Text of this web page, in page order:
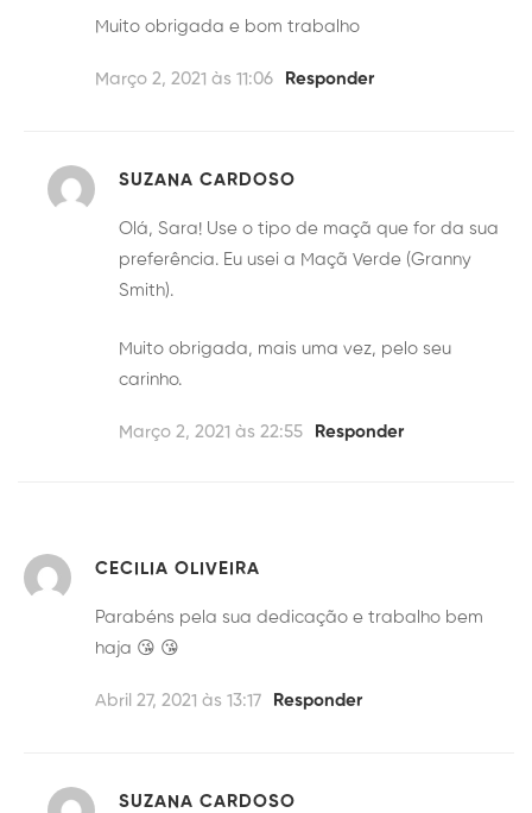
Muito obrigada e bom trabalho
Março 2, 2021 às 11:06 Responder
SUZANA CARDOSO
Olá, Sara! Use o tipo de maçã que for da sua
preferência. Eu usei a Maçã Verde (Granny
Smith).
Muito obrigada, mais uma vez, pelo seu
carinho.
Março 2, 2021 às 22:55 Responder
CECILIA OLIVEIRA
Parabéns pela sua dedicação e trabalho bem
haja 😘 😘
Abril 27, 2021 às 13:17 Responder
SUZANA CARDOSO